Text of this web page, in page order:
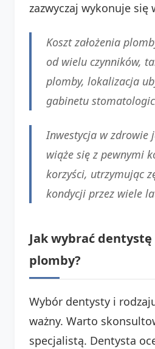
zazwyczaj wykonuje się
Koszt założenia
od wielu czynników,
plomby, lokalizacja
gabinetu
Inwestycja w zdrowie
wiąże się z pewnymi
korzyści, utrzymując
kondycji przez wiele
Jak wybrać
plomby?
Wybór dentysty i
ważny. Warto
specjalistą. Dentysta